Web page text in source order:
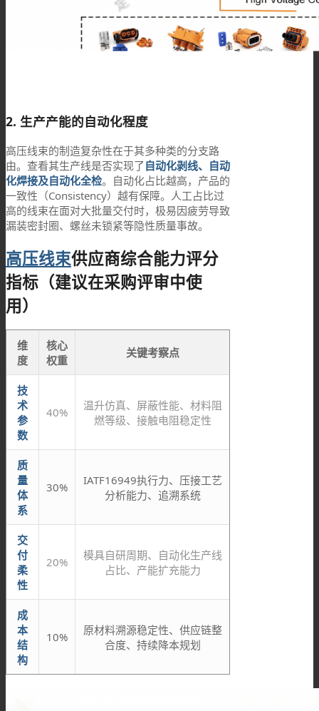
2. 生产产能的自动化程度
高压线束的制造复杂性在于其多种类的分支路
由。查看其生产线是否实现了 自动化剥线、自动
化焊接及自动化全检。自动化占比越高，产品的
一致性（Consistency）越有保障。人工占比过
高的线束在面对大批量交付时，极易因疲劳导致
漏装密封圈、螺丝未锁紧等隐性质量事故。
高压线束供应商综合能力评分
指标（建议在采购评审中使
用）
维
度
核心
权重
关键考察点
技
术
参
数
40%
温升仿真、屏蔽性能、材料阻
燃等级、接触电阻稳定性
质
量
体
系
30%
IATF16949执行力、压接工艺
分析能力、追溯系统
交
付
柔
性
20%
模具自研周期、自动化生产线
占比、产能扩充能力
成
本
结
构
10%
原材料溯源稳定性、供应链整
合度、持续降本规划